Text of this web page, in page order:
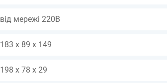
від мережі 220В
183 x 89 x 149
198 x 78 x 29